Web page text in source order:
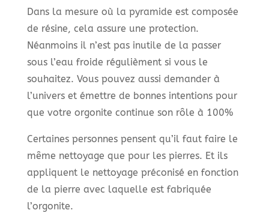
Dans la mesure où la pyramide est composée
de résine, cela assure une protection.
Néanmoins il n’est pas inutile de la passer
sous l’eau froide régulièment si vous le
souhaitez. Vous pouvez aussi demander à
l’univers et émettre de bonnes intentions pour
que votre orgonite continue son rôle à 100%
Certaines personnes pensent qu’il faut faire le
même nettoyage que pour les pierres. Et ils
appliquent le nettoyage préconisé en fonction
de la pierre avec laquelle est fabriquée
l’orgonite.